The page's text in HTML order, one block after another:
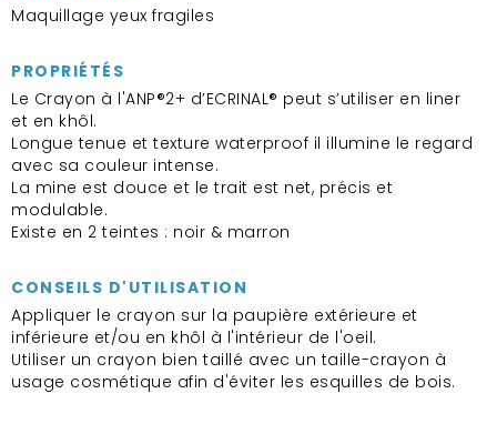
Maquillage yeux fragiles
PROPRIÉTÉS
Le Crayon à l'ANP®2+ d’ECRINAL® peut s’utiliser en liner
et en khôl.
Longue tenue et texture waterproof il illumine le regard
avec sa couleur intense.
La mine est douce et le trait est net, précis et
modulable.
Existe en 2 teintes : noir & marron
CONSEILS D'UTILISATION
Appliquer le crayon sur la paupière extérieure et
inférieure et/ou en khôl à l'intérieur de l'oeil.
Utiliser un crayon bien taillé avec un taille-crayon à
usage cosmétique afin d'éviter les esquilles de bois.